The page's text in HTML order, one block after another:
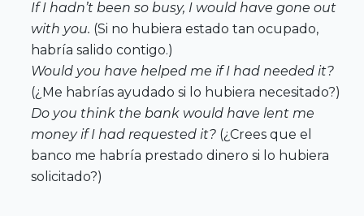
If I hadn’t been so busy, I would have gone out
with you. (Si no hubiera estado tan ocupado,
habría salido contigo.)
Would you have helped me if I had needed it?
(¿Me habrías ayudado si lo hubiera necesitado?)
Do you think the bank would have lent me
money if I had requested it? (¿Crees que el
banco me habría prestado dinero si lo hubiera
solicitado?)